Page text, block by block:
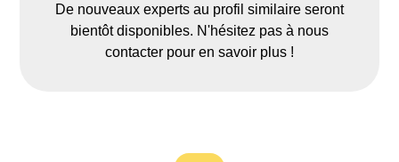
De nouveaux experts au profil similaire seront
bientôt disponibles. N'hésitez pas à nous
contacter pour en savoir plus !